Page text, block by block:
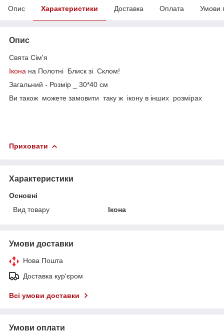
Опис Характеристики Доставка Оплата Умови
Опис
Свята Сім'я
Ікона на Полотні Блиск зі Склом!
Загальний - Розмір _ 30*40 см
Ви також можете замовити таку ж ікону в інших розмірах
Приховати
Характеристики
Основні
Вид товару
Ікона
Умови доставки
Нова Пошта
Доставка кур'єром
Всі умови доставки
Умови оплати